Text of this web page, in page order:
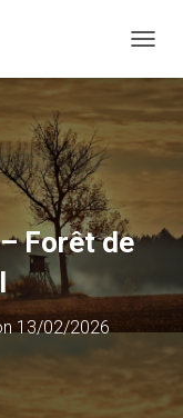
Forêt de
13/02/2026